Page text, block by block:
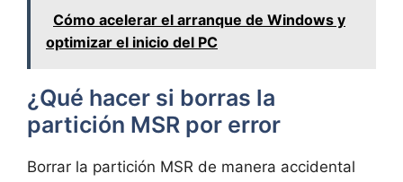
Cómo acelerar el arranque de Windows y
optimizar el inicio del PC
¿Qué hacer si borras la
partición MSR por error
Borrar la partición MSR de manera accidental